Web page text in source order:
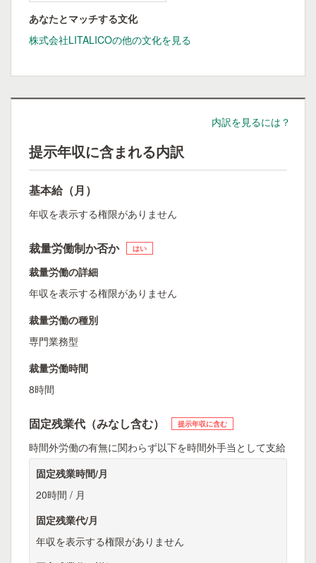
あなたとマッチする文化
株式会社LITALICOの他の文化を見る
内訳を見るには？
提示年収に含まれる内訳
基本給（月）
年収を表示する権限がありません
裁量労働制か否か はい
裁量労働の詳細
年収を表示する権限がありません
裁量労働の種別
専門業務型
裁量労働時間
8時間
固定残業代（みなし含む） 提示年収に含む
時間外労働の有無に関わらず以下を時間外手当として支給
固定残業時間/月
20時間 / 月
固定残業代/月
年収を表示する権限がありません